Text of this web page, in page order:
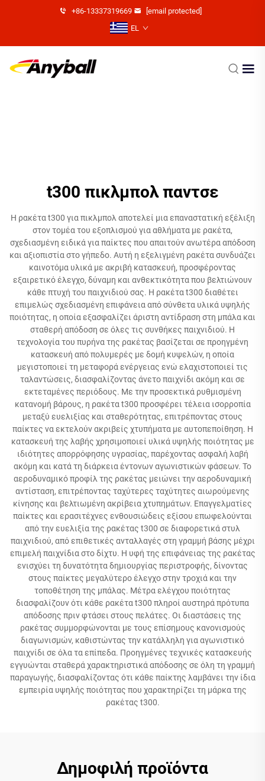
+86-13337319669
[email protected]
EL
t300 πικλμπολ παντσε
Η ρακέτα t300 για πικλμπολ αποτελεί μια επαναστατική εξέλιξη
στον τομέα του εξοπλισμού για αθλήματα με ρακέτα,
σχεδιασμένη ειδικά για παίκτες που απαιτούν ανωτέρα απόδοση
και αξιοπιστία στο γήπεδο. Αυτή η εξελιγμένη ρακέτα συνδυάζει
καινοτόμα υλικά με ακριβή κατασκευή, προσφέροντας
εξαιρετικό έλεγχο, δύναμη και ανθεκτικότητα που βελτιώνουν
κάθε πτυχή του παιχνιδιού σας. Η ρακέτα t300 διαθέτει
επιμελώς σχεδιασμένη επιφάνεια από σύνθετα υλικά υψηλής
ποιότητας, η οποία εξασφαλίζει άριστη αντίδραση στη μπάλα και
σταθερή απόδοση σε όλες τις συνθήκες παιχνιδιού. Η
τεχνολογία του πυρήνα της ρακέτας βασίζεται σε προηγμένη
κατασκευή από πολυμερές με δομή κυψελών, η οποία
μεγιστοποιεί τη μεταφορά ενέργειας ενώ ελαχιστοποιεί τις
ταλαντώσεις, διασφαλίζοντας άνετο παιχνίδι ακόμη και σε
εκτεταμένες περιόδους. Με την προσεκτικά ρυθμισμένη
κατανομή βάρους, η ρακέτα t300 προσφέρει τέλεια ισορροπία
μεταξύ ευελιξίας και σταθερότητας, επιτρέποντας στους
παίκτες να εκτελούν ακριβείς χτυπήματα με αυτοπεποίθηση. Η
κατασκευή της λαβής χρησιμοποιεί υλικά υψηλής ποιότητας με
ιδιότητες απορρόφησης υγρασίας, παρέχοντας ασφαλή λαβή
ακόμη και κατά τη διάρκεια έντονων αγωνιστικών φάσεων. Το
αεροδυναμικό προφίλ της ρακέτας μειώνει την αεροδυναμική
αντίσταση, επιτρέποντας ταχύτερες ταχύτητες αιωρούμενης
κίνησης και βελτιωμένη ακρίβεια χτυπημάτων. Επαγγελματίες
παίκτες και ερασιτέχνες ενθουσιώδεις εξίσου επωφελούνται
από την ευελιξία της ρακέτας t300 σε διαφορετικά στυλ
παιχνιδιού, από επιθετικές ανταλλαγές στη γραμμή βάσης μέχρι
επιμελή παιχνίδια στο δίχτυ. Η υφή της επιφάνειας της ρακέτας
ενισχύει τη δυνατότητα δημιουργίας περιστροφής, δίνοντας
στους παίκτες μεγαλύτερο έλεγχο στην τροχιά και την
τοποθέτηση της μπάλας. Μέτρα ελέγχου ποιότητας
διασφαλίζουν ότι κάθε ρακέτα t300 πληροί αυστηρά πρότυπα
απόδοσης πριν φτάσει στους πελάτες. Οι διαστάσεις της
ρακέτας συμμορφώνονται με τους επίσημους κανονισμούς
διαγωνισμών, καθιστώντας την κατάλληλη για αγωνιστικό
παιχνίδι σε όλα τα επίπεδα. Προηγμένες τεχνικές κατασκευής
εγγυώνται σταθερά χαρακτηριστικά απόδοσης σε όλη τη γραμμή
παραγωγής, διασφαλίζοντας ότι κάθε παίκτης λαμβάνει την ίδια
εμπειρία υψηλής ποιότητας που χαρακτηρίζει τη μάρκα της
ρακέτας t300.
Δημοφιλή προϊόντα